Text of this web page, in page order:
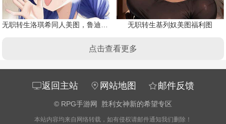
无职转生基列奴美图福利图
点击查看更多
返回主站 网站地图 邮件反馈
© RPG手游网 胜利女神新的希望专区
本站内容均来自网络转载，如有侵权请邮件通知我们删除！